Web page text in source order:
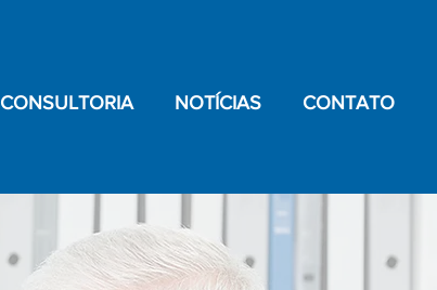
CONSULTORIA NOTÍCIAS CONTATO